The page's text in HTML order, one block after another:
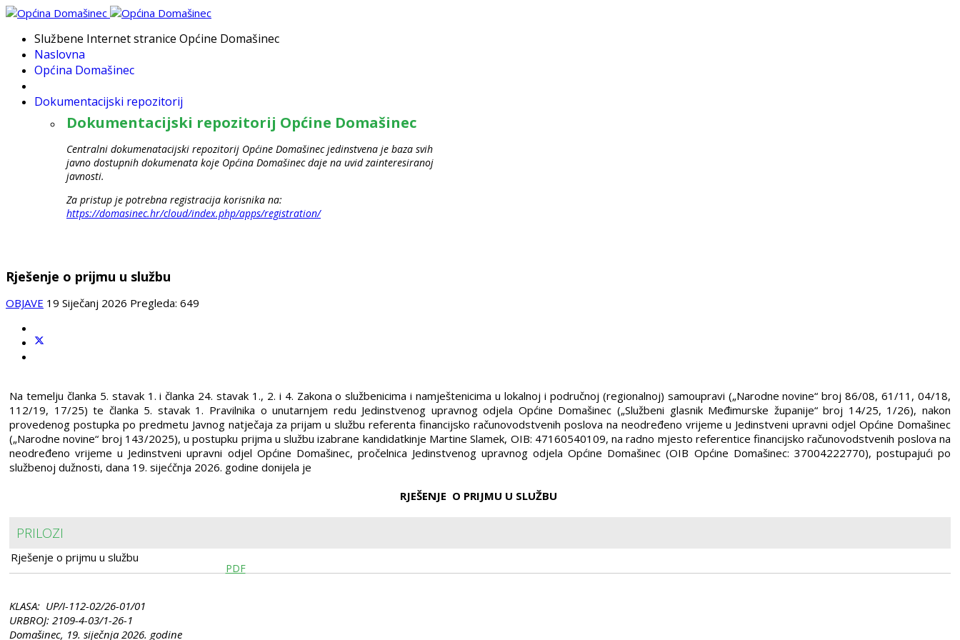
Službene Internet stranice Općine Domašinec
Naslovna
Općina Domašinec
Dokumentacijski repozitorij
Dokumentacijski repozitorij Općine Domašinec
Centralni dokumenatacijski repozitorij Općine Domašinec jedinstvena je baza svih
javno dostupnih dokumenata koje Općina Domašinec daje na uvid zainteresiranoj
javnosti.
Za pristup je potrebna registracija korisnika na:
https://domasinec.hr/cloud/index.php/apps/registration/
Rješenje o prijmu u službu
OBJAVE 19 Siječanj 2026 Pregleda: 649
Na temelju članka 5. stavak 1. i članka 24. stavak 1., 2. i 4. Zakona o službenicima i namještenicima u lokalnoj i područnoj (regionalnoj) samoupravi („Narodne novine“ broj 86/08, 61/11, 04/18,
112/19, 17/25) te članka 5. stavak 1. Pravilnika o unutarnjem redu Jedinstvenog upravnog odjela Općine Domašinec („Službeni glasnik Međimurske županije“ broj 14/25, 1/26), nakon
provedenog postupka po predmetu Javnog natječaja za prijam u službu referenta financijsko računovodstvenih poslova na neodređeno vrijeme u Jedinstveni upravni odjel Općine Domašinec
(„Narodne novine“ broj 143/2025), u postupku prijma u službu izabrane kandidatkinje Martine Slamek, OIB: 47160540109, na radno mjesto referentice financijsko računovodstvenih poslova na
neodređeno vrijeme u Jedinstveni upravni odjel Općine Domašinec, pročelnica Jedinstvenog upravnog odjela Općine Domašinec (OIB Općine Domašinec: 37004222770), postupajući po
službenoj dužnosti, dana 19. sijećčnja 2026. godine donijela je
RJEŠENJE O PRIJMU U SLUŽBU
PRILOZI
Rješenje o prijmu u službu
PDF
KLASA: UP/I-112-02/26-01/01
URBROJ: 2109-4-03/1-26-1
Domašinec, 19. siječnja 2026. godine